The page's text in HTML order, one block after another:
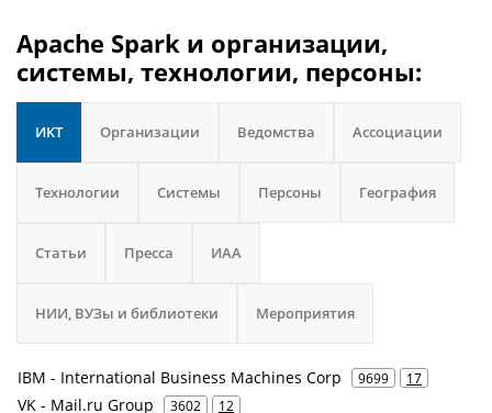
Apache Spark и организации,
системы, технологии, персоны:
ИКТ Организации Ведомства Ассоциации
Технологии Системы Персоны География
Статьи Пресса ИАА
НИИ, ВУЗы и библиотеки Мероприятия
IBM - International Business Machines Corp 9699 17
VK - Mail.ru Group 3602 12